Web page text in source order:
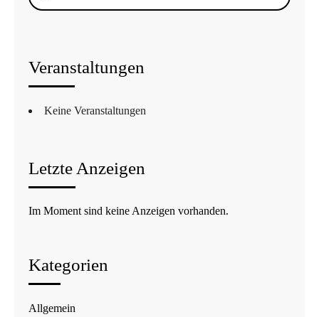
nach:
Veranstaltungen
Keine Veranstaltungen
Letzte Anzeigen
Im Moment sind keine Anzeigen vorhanden.
Kategorien
Allgemein